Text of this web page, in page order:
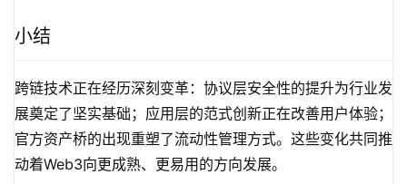
小结
跨链技术正在经历深刻变革：协议层安全性的提升为行业发
展奠定了坚实基础；应用层的范式创新正在改善用户体验；
官方资产桥的出现重塑了流动性管理方式。这些变化共同推
动着Web3向更成熟、更易用的方向发展。